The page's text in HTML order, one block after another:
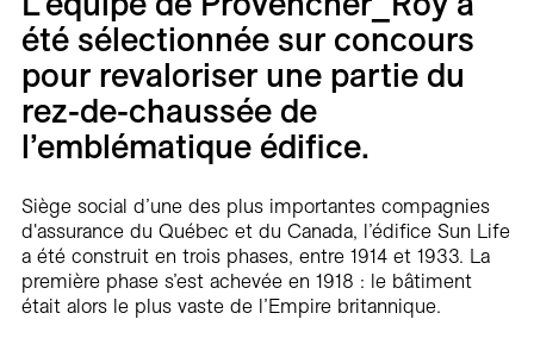
Carrières
Contact
En
été sélectionnée sur concours
pour revaloriser une partie du
rez-de-chaussée de
l’emblématique édifice.
Siège social d’une des plus importantes compagnies
d'assurance du Québec et du Canada, l’édifice Sun Life
a été construit en trois phases, entre 1914 et 1933. La
première phase s’est achevée en 1918 : le bâtiment
était alors le plus vaste de l’Empire britannique.